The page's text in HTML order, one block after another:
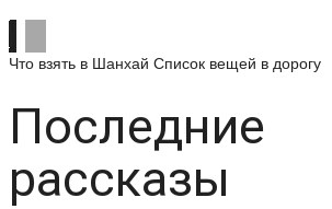
Что взять в Шанхай Список вещей в дорогу
Последние
рассказы